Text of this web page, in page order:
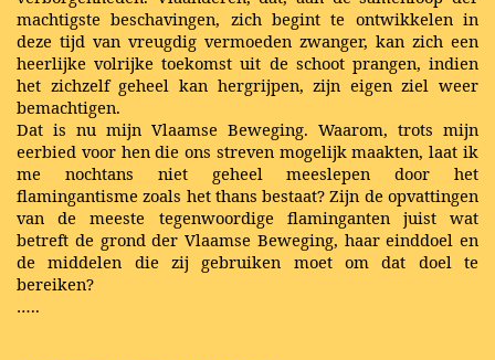
machtigste beschavingen, zich begint te ontwikkelen in
deze tijd van vreugdig vermoeden zwanger, kan zich een
heerlijke volrijke toekomst uit de schoot prangen, indien
het zichzelf geheel kan hergrijpen, zijn eigen ziel weer
bemachtigen.
Dat is nu mijn Vlaamse Beweging. Waarom, trots mijn
eerbied voor hen die ons streven mogelijk maakten, laat ik
me nochtans niet geheel meeslepen door het
flamingantisme zoals het thans bestaat? Zijn de opvattingen
van de meeste tegenwoordige flaminganten juist wat
betreft de grond der Vlaamse Beweging, haar einddoel en
de middelen die zij gebruiken moet om dat doel te
bereiken?
…..